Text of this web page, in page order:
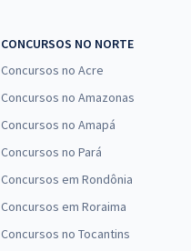
CONCURSOS NO NORTE
Concursos no Acre
Concursos no Amazonas
Concursos no Amapá
Concursos no Pará
Concursos em Rondônia
Concursos em Roraima
Concursos no Tocantins